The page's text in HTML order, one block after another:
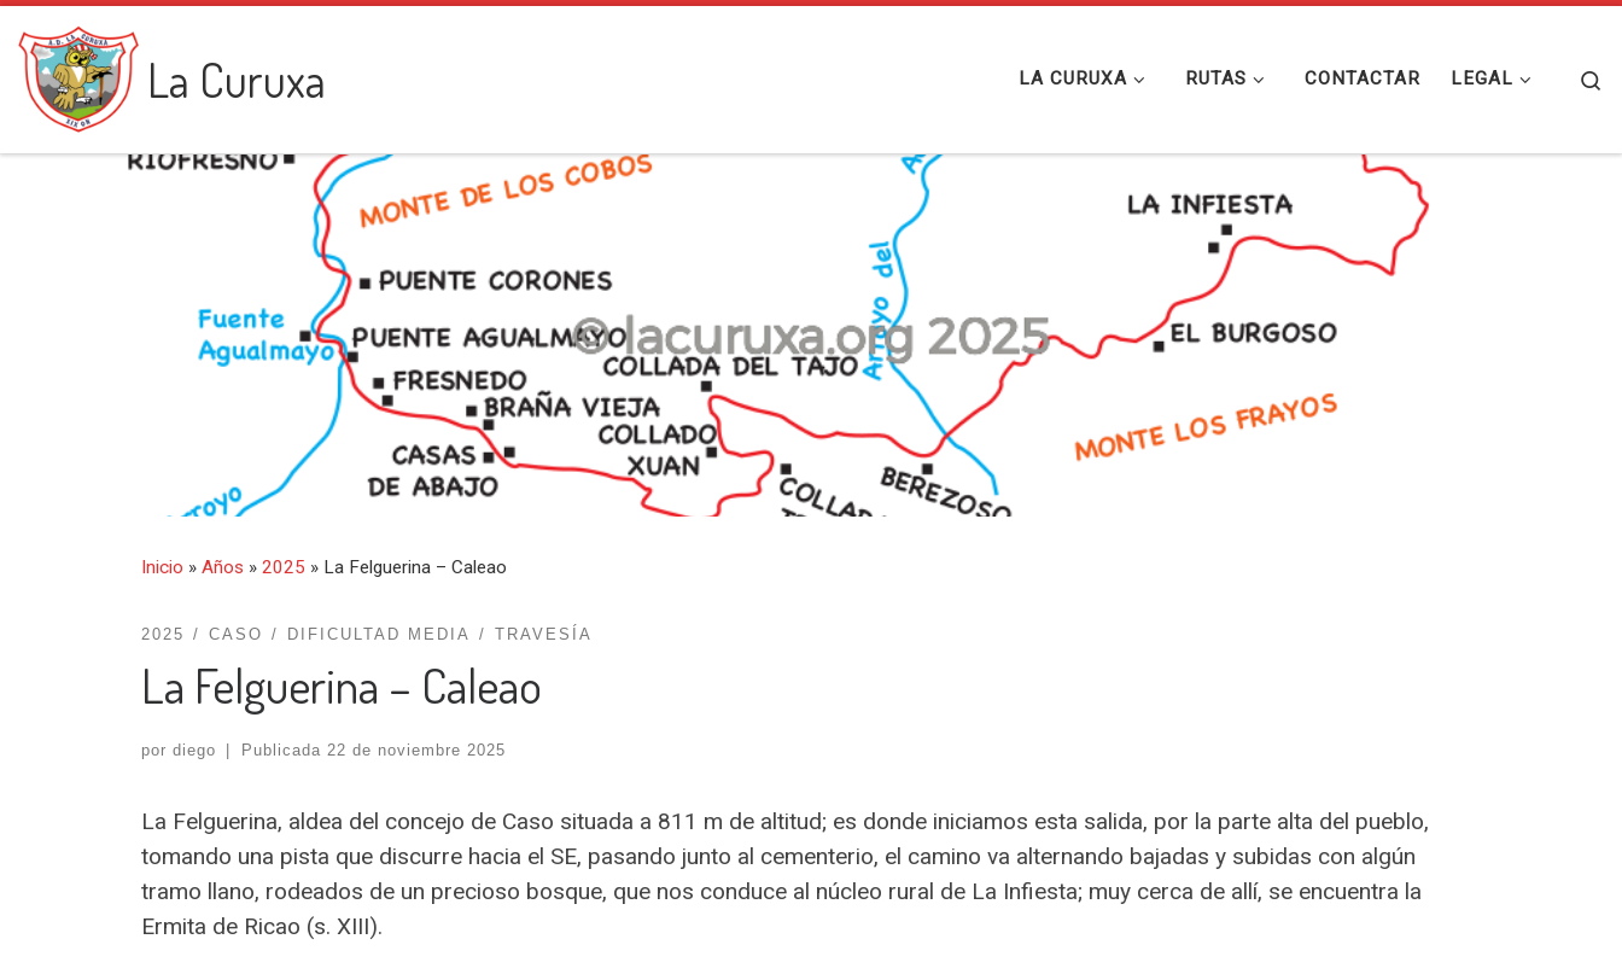
Saltar al contenido
La Curuxa LA CURUXA RUTAS CONTACTAR LEGAL
Inicio » Años » 2025 » La Felguerina – Caleao
2025 CASO DIFICULTAD MEDIA TRAVESÍA
La Felguerina – Caleao
por diego Publicada 22 de noviembre 2025
La Felguerina, aldea del concejo de Caso situada a 811 m de altitud; es donde iniciamos esta salida, por la parte alta del pueblo,
tomando una pista que discurre hacia el SE, pasando junto al cementerio, el camino va alternando bajadas y subidas con algún
tramo llano, rodeados de un precioso bosque, que nos conduce al núcleo rural de La Infiesta; muy cerca de allí, se encuentra la
Ermita de Ricao (s. XIII).